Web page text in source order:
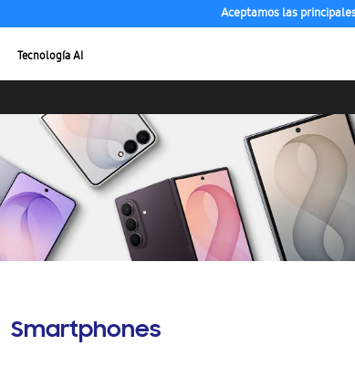
Aceptamos las
Tecnología AI
Smartphones